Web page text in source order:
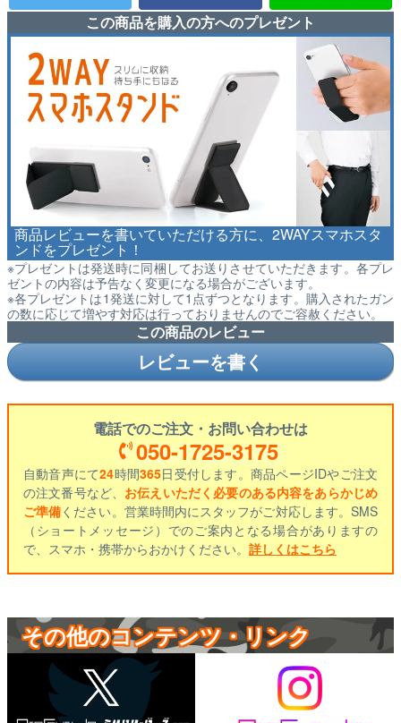
この商品を購入の方へのプレゼント
商品レビューを書いていただける方に、2WAYスマホスタ
ンドをプレゼント！
※プレゼントは発送時に同梱してお送りさせていただきます。各プレ
ゼントの内容は予告なく変更になる場合がございます。
※各プレゼントは1発送に対して1点ずつとなります。購入されたガン
の数に応じて増やす対応は行っておりませんのでご容赦ください。
この商品のレビュー
レビューを書く
電話でのご注文・お問い合わせは
050-1725-3175
自動音声にて24時間365日受付します。商品ページIDやご注文
の注文番号など、 お伝えいただく必要のある内容をあらかじめ
ご準備ください。営業時間内にスタッフがご対応します。SMS
（ショートメッセージ）でのご案内となる場合がありますの
で、スマホ・携帯からおかけください。 詳しくはこちら
その他のコンテンツ・リンク